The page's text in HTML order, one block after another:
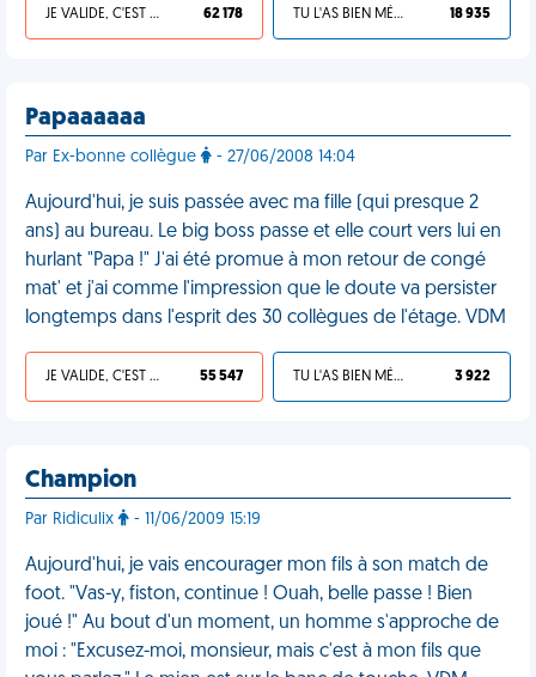
JE VALIDE, C'EST UNE VDM 62 178 TU L'AS BIEN MÉRITÉ 18 935
Papaaaaaa
Par Ex-bonne collègue - 27/06/2008 14:04
Aujourd'hui, je suis passée avec ma fille (qui presque 2
ans) au bureau. Le big boss passe et elle court vers lui en
hurlant "Papa !" J'ai été promue à mon retour de congé
mat' et j'ai comme l'impression que le doute va persister
longtemps dans l'esprit des 30 collègues de l'étage. VDM
JE VALIDE, C'EST UNE VDM 55 547 TU L'AS BIEN MÉRITÉ 3 922
Champion
Par Ridiculix - 11/06/2009 15:19
Aujourd'hui, je vais encourager mon fils à son match de
foot. "Vas-y, fiston, continue ! Ouah, belle passe ! Bien
joué !" Au bout d'un moment, un homme s'approche de
moi : "Excusez-moi, monsieur, mais c'est à mon fils que